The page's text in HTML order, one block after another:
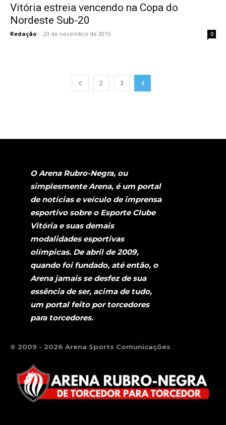
Vitória estreia vencendo na Copa do
Nordeste Sub-20
Redação - 23 de novembro de 2015 0
2 3 4
O Arena Rubro-Negra, ou
simplesmente Arena, é um portal
de notícias e veículo de imprensa
esportivo sobre o Esporte Clube
Vitória e suas demais
modalidades esportivas
olímpicas. De abril de 2009,
quando foi fundado, até então, o
Arena jamais se desfez de sua
essência de ser, acima de tudo,
um portal feito por torcedores
para torcedores.
© 2009 - 2026 Arena Sports Comunicações